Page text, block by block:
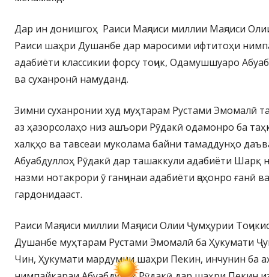
Дар ин донишгоҳ Раиси Маҷлиси миллии Маҷлиси
Раиси шаҳри Душанбе дар маросими ифтитоҳи
адабиёти классикии форсу тоҷик, Одамушшуаро
ва суханронӣ намуданд.
Зимни суханронии худ муҳтарам Рустами Эмомалӣ
аз ҳазорсолаҳо низ ашъори Рӯдакӣ одамонро ба
халқҳо ва тавсеаи муколама байни тамаддунҳо
Абуабдуллоҳ Рӯдакӣ дар ташаккули адабиёти Шарқ
назми нотакрори ӯ ганҷинаи адабиёти ҷаҳонро ғанӣ
гардонидааст.
Раиси Маҷлиси миллии Маҷлиси Олии Ҷумҳурии
Душанбе муҳтарам Рустами Эмомалӣ ба Ҳукумати
Чин, Ҳукумати мардумии шаҳри Пекин, инчунин ба